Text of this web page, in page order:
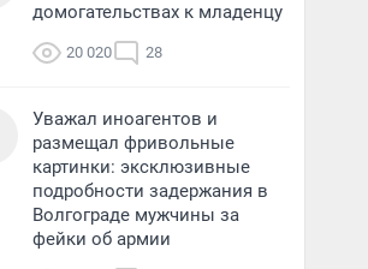
домогательствах к младенцу
20 020 28
Уважал иноагентов и
размещал фривольные
картинки: эксклюзивные
подробности задержания в
Волгограде мужчины за
фейки об армии